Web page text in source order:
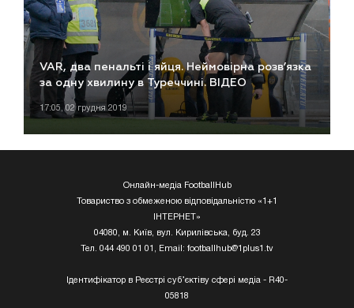
VAR, два пенальті і яйця. Неймовірна розв’язка
за одну хвилину в Туреччині. ВІДЕО
17:05, 02 грудня 2019
Онлайн-медіа FootballHub
Товариство з обмеженою відповідальністю «1+1
ІНТЕРНЕТ»
04080, м. Київ, вул. Кирилівська, буд. 23
Тел. 044 490 01 01, Email: footballhub@1plus1.tv
Ідентифікатор в Реєстрі суб’єктіву сфері медіа - R40-
05818